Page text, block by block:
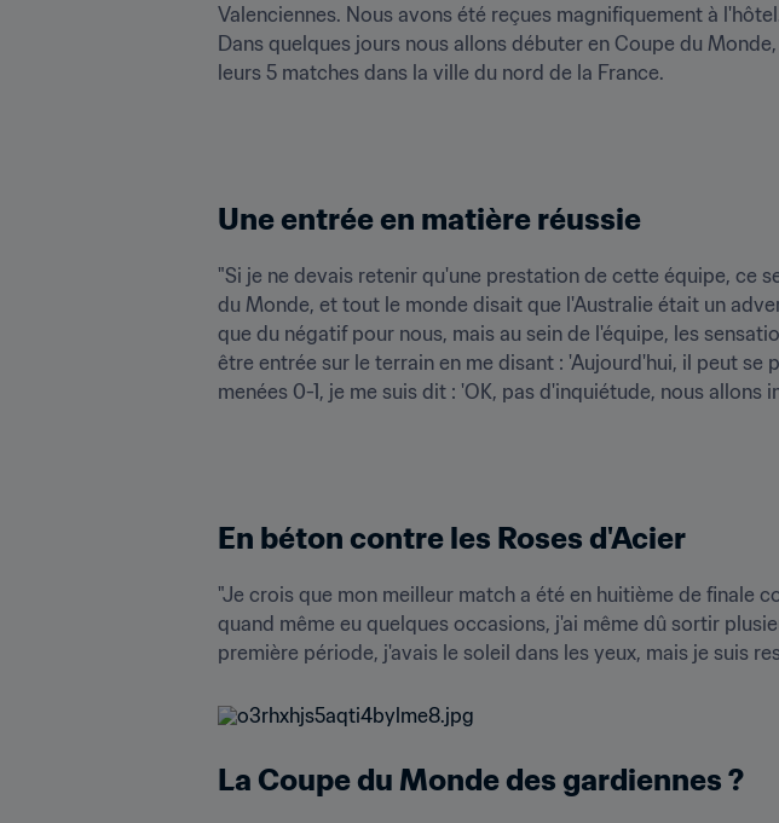
Valenciennes. Nous avons été reçues magnifiquement à
Dans quelques jours nous allons débuter en Coupe du
leurs 5 matches dans la ville du nord de la France.
Une entrée en matière réussie
"Si je ne devais retenir qu'une prestation de cette équipe, ce
du Monde, et tout le monde disait que l'Australie était un
que du négatif pour nous, mais au sein de l'équipe, les
être entrée sur le terrain en me disant : 'Aujourd'hui, il peut
menées 0-1, je me suis dit : 'OK, pas d'inquiétude, nous allons
En béton contre les Roses d'Acier
"Je crois que mon meilleur match a été en huitième de finale
quand même eu quelques occasions, j'ai même dû sortir
première période, j'avais le soleil dans les yeux, mais je suis
La Coupe du Monde des gardiennes ?